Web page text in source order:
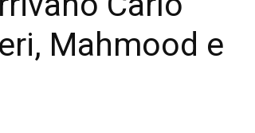
Mahmood e